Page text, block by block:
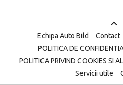
Echipa Auto Bild Contact
POLITICA DE
POLITICA PRIVIND COOKIES SI
Servicii utile